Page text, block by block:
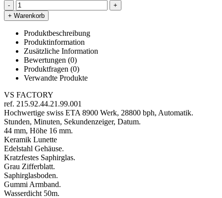
-
+
+ Warenkorb
Produktbeschreibung
Produktinformation
Zusätzliche Information
Bewertungen (0)
Produktfragen (0)
Verwandte Produkte
VS FACTORY
ref. 215.92.44.21.99.001
Hochwertige swiss ETA 8900 Werk, 28800 bph, Automatik.
Stunden, Minuten, Sekundenzeiger, Datum.
44 mm, Höhe 16 mm.
Keramik Lunette
Edelstahl Gehäuse.
Kratzfestes Saphirglas.
Grau Zifferblatt.
Saphirglasboden.
Gummi Armband.
Wasserdicht 50m.